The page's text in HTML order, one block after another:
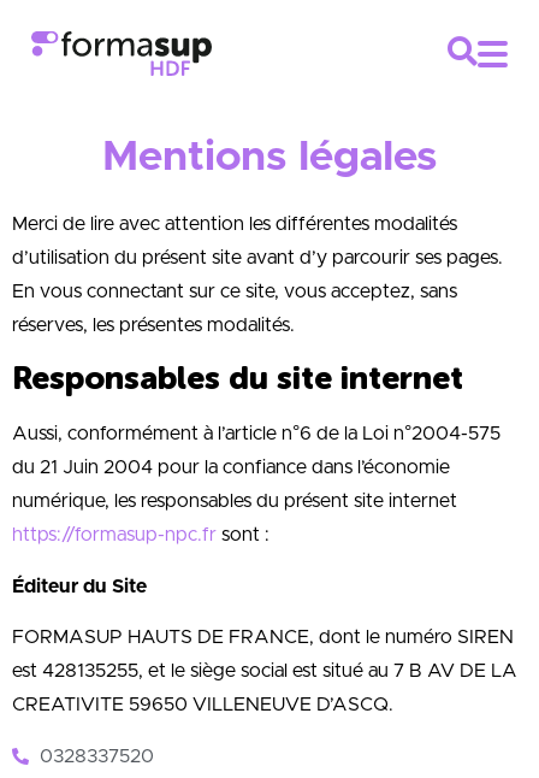
Mentions légales
Merci de lire avec attention les différentes modalités
d’utilisation du présent site avant d’y parcourir ses pages.
En vous connectant sur ce site, vous acceptez, sans
réserves, les présentes modalités.
Responsables du site internet
Aussi, conformément à l’article n°6 de la Loi n°2004-575
du 21 Juin 2004 pour la confiance dans l’économie
numérique, les responsables du présent site internet
https://formasup-npc.fr sont :
Éditeur du Site
FORMASUP HAUTS DE FRANCE, dont le numéro SIREN
est 428135255, et le siège social est situé au 7 B AV DE LA
CREATIVITE 59650 VILLENEUVE D’ASCQ.
0328337520